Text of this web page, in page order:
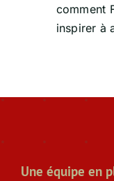
comment
inspirer à
Une équipe en